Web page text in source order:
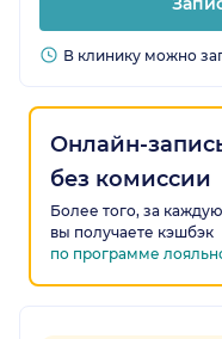
В клинику можно
Онлайн-
без комиссии
Более того, за
вы получаете кэшбэк
по программе